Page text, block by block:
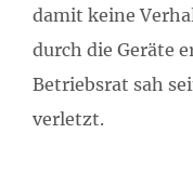
damit keine
durch die Geräte
Betriebsrat sah
verletzt.